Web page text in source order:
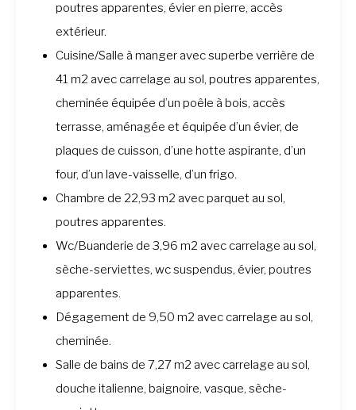
poutres apparentes, évier en pierre, accès
extérieur.
Cuisine/Salle à manger avec superbe verrière de
41 m2 avec carrelage au sol, poutres apparentes,
cheminée équipée d’un poêle à bois, accès
terrasse, aménagée et équipée d’un évier, de
plaques de cuisson, d’une hotte aspirante, d’un
four, d’un lave-vaisselle, d’un frigo.
Chambre de 22,93 m2 avec parquet au sol,
poutres apparentes.
Wc/Buanderie de 3,96 m2 avec carrelage au sol,
sèche-serviettes, wc suspendus, évier, poutres
apparentes.
Dégagement de 9,50 m2 avec carrelage au sol,
cheminée.
Salle de bains de 7,27 m2 avec carrelage au sol,
douche italienne, baignoire, vasque, sèche-